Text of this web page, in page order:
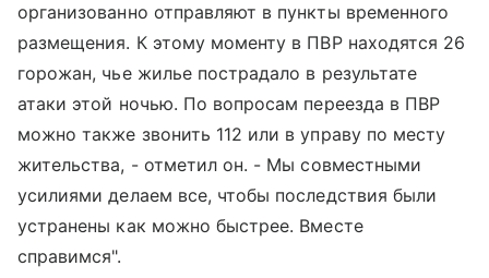
организованно отправляют в пункты временного
размещения. К этому моменту в ПВР находятся 26
горожан, чье жилье пострадало в результате
атаки этой ночью. По вопросам переезда в ПВР
можно также звонить 112 или в управу по месту
жительства, - отметил он. - Мы совместными
усилиями делаем все, чтобы последствия были
устранены как можно быстрее. Вместе
справимся".